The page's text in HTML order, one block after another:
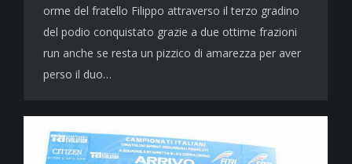
orme del fratello Filippo attraverso il terzo gradino
del podio conquistato grazie a due ottime frazioni
run anche se resta un pizzico di amarezza per aver
perso il duo…